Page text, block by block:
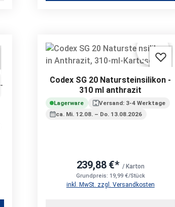
Codex SG 20 Natursteinsilikon -
310 ml anthrazit
Lagerware
Versand: 3-4 Werktage
ca. Mi. 12.08. – Do. 13.08.2026
239,88 €* / Karton
Grundpreis: 19,99 €/Stück
inkl. MwSt. zzgl. Versandkosten